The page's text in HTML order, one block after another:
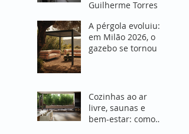
Guilherme Torres
A pérgola evoluiu:
em Milão 2026, o
gazebo se tornou o
Cozinhas ao ar
livre, saunas e
bem-estar: como